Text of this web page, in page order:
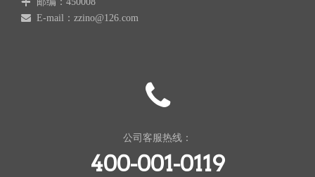
 E-mail：zzino@126.com
公司客服热线：
400-001-0119